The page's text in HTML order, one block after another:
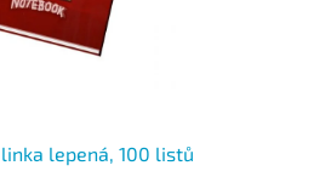
lepená, 100 listů